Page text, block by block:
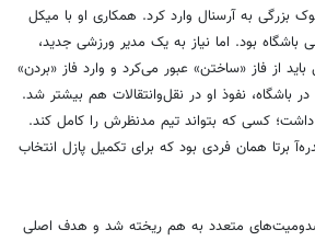
ادو در نوامبر ۲۰۲۴ شوک بزرگی به آرسنال وارد کرد. همکاری او با میکل
باشگاه بود. اما نیاز به یک مدیر ورزشی جدید،
از فاز «ساختن» عبور می‌کرد و وارد فاز «بردن»
باشگاه، نفوذ او در نقل‌وانتقالات هم بیشتر شد.
داشت؛ کسی که بتواند تیم مدنظرش را کامل کند.
برتا همان فردی بود که برای تکمیل پازل انتخاب
با مصدومیت‌های متعدد به هم ریخته شد و هدف اصلی